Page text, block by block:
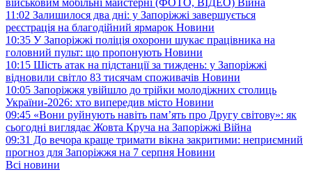
військовим мобільні майстерні (ФОТО, ВІДЕО) Війна
11:02 Залишилося два дні: у Запоріжжі завершується
реєстрація на благодійний ярмарок Новини
10:35 У Запоріжжі поліція охорони шукає працівника на
головний пульт: що пропонують Новини
10:15 Шість атак на підстанції за тиждень: у Запоріжжі
відновили світло 83 тисячам споживачів Новини
10:05 Запоріжжя увійшло до трійки молодіжних столиць
України-2026: хто випередив місто Новини
09:45 «Вони руйнують навіть пам’ять про Другу світову»: як
сьогодні виглядає Жовта Круча на Запоріжжі Війна
09:31 До вечора краще тримати вікна закритими: неприємний
прогноз для Запоріжжя на 7 серпня Новини
Всі новини